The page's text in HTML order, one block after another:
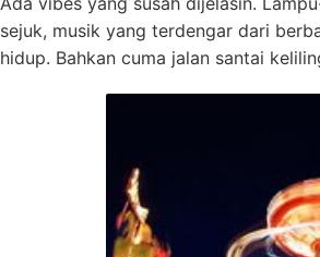
sejuk, musik yang terdengar dari
hidup. Bahkan cuma jalan santai